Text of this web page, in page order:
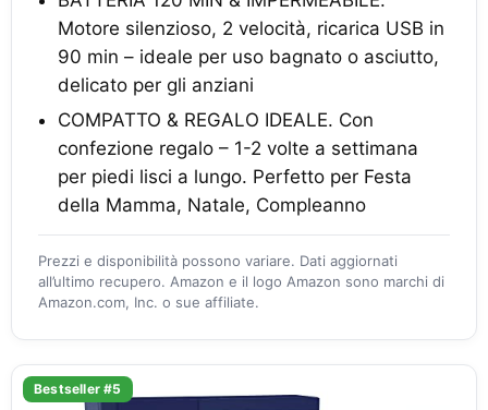
Motore silenzioso, 2 velocità, ricarica USB in
90 min – ideale per uso bagnato o asciutto,
delicato per gli anziani
COMPATTO & REGALO IDEALE. Con
confezione regalo – 1-2 volte a settimana
per piedi lisci a lungo. Perfetto per Festa
della Mamma, Natale, Compleanno
Prezzi e disponibilità possono variare. Dati aggiornati
all’ultimo recupero. Amazon e il logo Amazon sono marchi di
Amazon.com, Inc. o sue affiliate.
Bestseller #5